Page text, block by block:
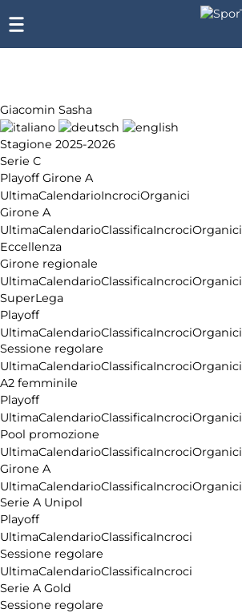
Giacomin Sasha
Stagione 2025-2026
Serie C
Playoff Girone A
UltimaCalendarioIncrociOrganici
Girone A
UltimaCalendarioClassificaIncrociOrganici
Eccellenza
Girone regionale
UltimaCalendarioClassificaIncrociOrganici
SuperLega
Playoff
UltimaCalendarioClassificaIncrociOrganici
Sessione regolare
UltimaCalendarioClassificaIncrociOrganici
A2 femminile
Playoff
UltimaCalendarioClassificaIncrociOrganici
Pool promozione
UltimaCalendarioClassificaIncrociOrganici
Girone A
UltimaCalendarioClassificaIncrociOrganici
Serie A Unipol
Playoff
UltimaCalendarioClassificaIncroci
Sessione regolare
UltimaCalendarioClassificaIncroci
Serie A Gold
Sessione regolare